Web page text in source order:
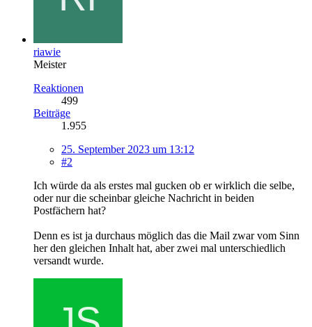
riawie
Meister
Reaktionen
499
Beiträge
1.955
25. September 2023 um 13:12
#2
Ich würde da als erstes mal gucken ob er wirklich die selbe,
oder nur die scheinbar gleiche Nachricht in beiden
Postfächern hat?
Denn es ist ja durchaus möglich das die Mail zwar vom Sinn
her den gleichen Inhalt hat, aber zwei mal unterschiedlich
versandt wurde.